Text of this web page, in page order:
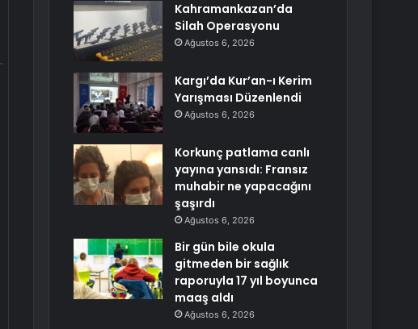
Kahramankazan’da
Silah Operasyonu
Ağustos 6, 2026
Kargı’da Kur’an-ı Kerim
Yarışması Düzenlendi
Ağustos 6, 2026
Korkunç patlama canlı
yayına yansıdı: Fransız
muhabir ne yapacağını
şaşırdı
Ağustos 6, 2026
Bir gün bile okula
gitmeden bir sağlık
raporuyla 17 yıl boyunca
maaş aldı
Ağustos 6, 2026